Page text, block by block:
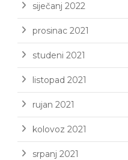
siječanj 2022
prosinac 2021
studeni 2021
listopad 2021
rujan 2021
kolovoz 2021
srpanj 2021